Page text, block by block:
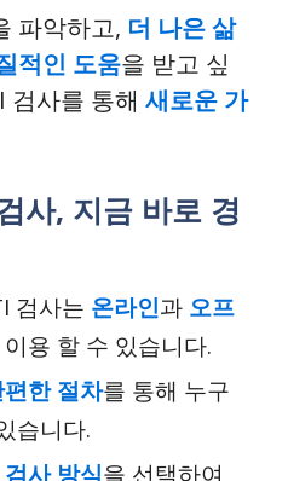
파악하고, 더 나은 삶
적인 도움을 받고 싶
검사를 통해 새로운 가
사, 지금 바로 경
검사는 온라인과 오프
용 할 수 있습니다.
편한 절차를 통해 누구
습니다.
검사 방식을 선택하여